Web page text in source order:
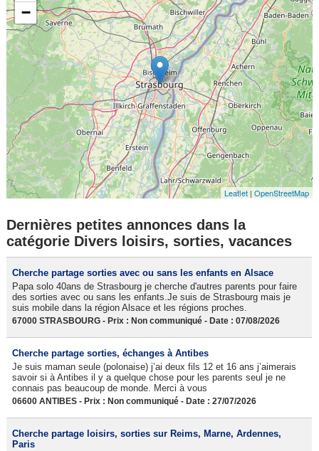
−
Leaflet |OpenStreetMap
Dernières petites annonces dans la
catégorie Divers loisirs, sorties, vacances
Cherche partage sorties avec ou sans les enfants en Alsace
Papa solo 40ans de Strasbourg je cherche d'autres parents pour faire
des sorties avec ou sans les enfants.Je suis de Strasbourg mais je
suis mobile dans la région Alsace et les régions proches.
67000 STRASBOURG - Prix : Non communiqué - Date : 07/08/2026
Cherche partage sorties, échanges à Antibes
Je suis maman seule (polonaise) j’ai deux fils 12 et 16 ans j’aimerais
savoir si à Antibes il y a quelque chose pour les parents seul je ne
connais pas beaucoup de monde. Merci à vous
06600 ANTIBES - Prix : Non communiqué - Date : 27/07/2026
Cherche partage loisirs, sorties sur Reims, Marne, Ardennes,
Paris